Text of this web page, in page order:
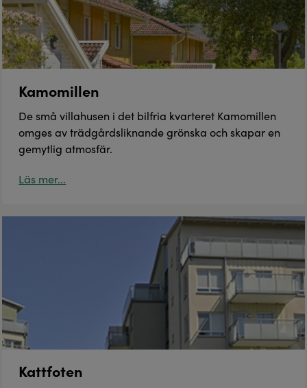
Kamomillen
De små villahusen i det bilfria kvarteret Kamomillen
omges av trädgårdsliknande grönska och skapar en
gemytlig atmosfär.
Läs mer...
Kattfoten